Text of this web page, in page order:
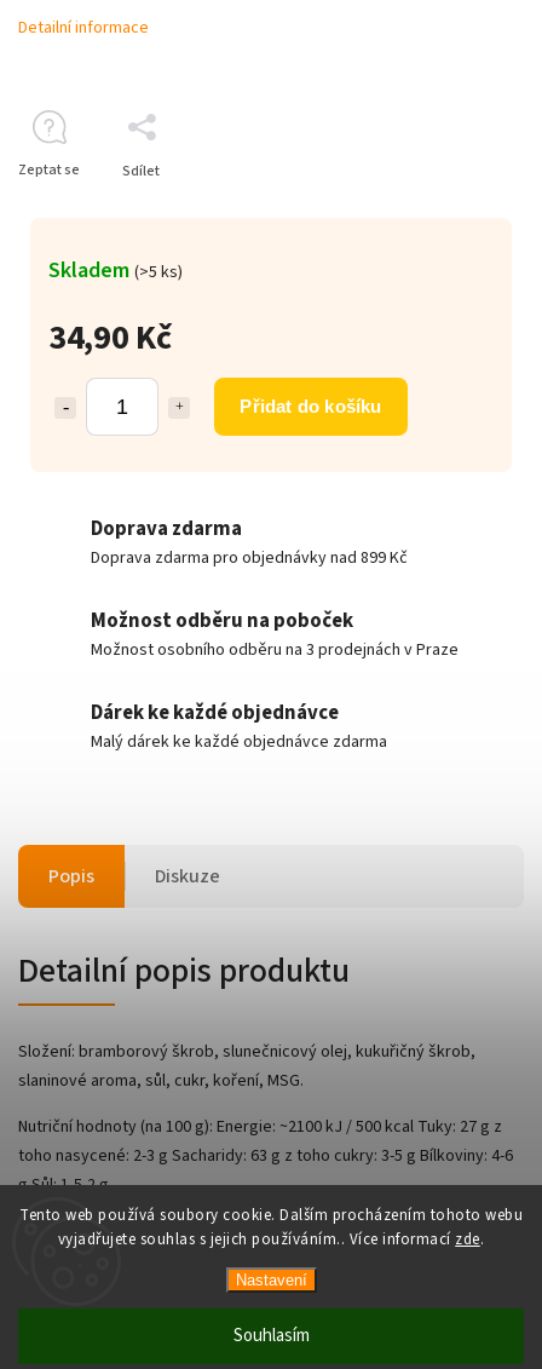
Tento web používá soubory cookie. Dalším procházením tohoto webu
vyjadřujete souhlas s jejich používáním.. Více informací zde.
Nastavení
Souhlasím
34,90 Kč
Přidat do košíku
Skladem (>5 ks)
Detailní informace
Zeptat se Sdílet
Doprava zdarma
Doprava zdarma pro objednávky nad 899 Kč
Možnost odběru na poboček
Možnost osobního odběru na 3 prodejnách v Praze
Dárek ke každé objednávce
Malý dárek ke každé objednávce zdarma
Popis Diskuze
Detailní popis produktu
Složení: bramborový škrob, slunečnicový olej, kukuřičný škrob,
slaninové aroma, sůl, cukr, koření, MSG.
Nutriční hodnoty (na 100 g): Energie: ~2100 kJ / 500 kcal Tuky: 27 g z
toho nasycené: 2-3 g Sacharidy: 63 g z toho cukry: 3-5 g Bílkoviny: 4-6
g Sůl: 1,5-2 g
AsianShop
VytvořilShoptet | Design